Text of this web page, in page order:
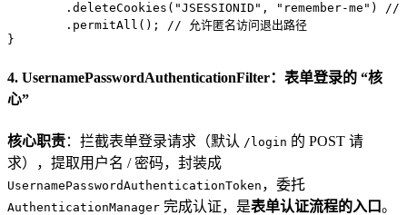
        .deleteCookies(
"JSESSIONID" , "remember-me" ) //
        .permitAll();
// 允许匿名访问退出路径
}
4. UsernamePasswordAuthenticationFilter：表单登录的 “核
心”
核心职责：拦截表单登录请求（默认 /login 的 POST 请
求），提取用户名 / 密码，封装成
UsernamePasswordAuthenticationToken ，委托
AuthenticationManager 完成认证，是表单认证流程的入口。